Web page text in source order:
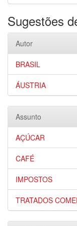
Sugestões
Autor
BRASIL
ÁUSTRIA
Assunto
AÇÚCAR
CAFÉ
IMPOSTOS
TRATADOS